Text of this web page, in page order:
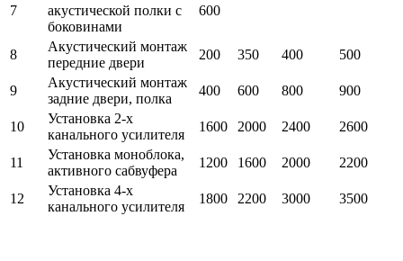
7
акустической полки с
боковинами
600
8
Акустический монтаж
передние двери
200 350 400 500
9
Акустический монтаж
задние двери, полка
400 600 800 900
10
Установка 2-х
канального усилителя
1600 2000 2400 2600
11
Установка моноблока,
активного сабвуфера
1200 1600 2000 2200
12
Установка 4-х
канального усилителя
1800 2200 3000 3500